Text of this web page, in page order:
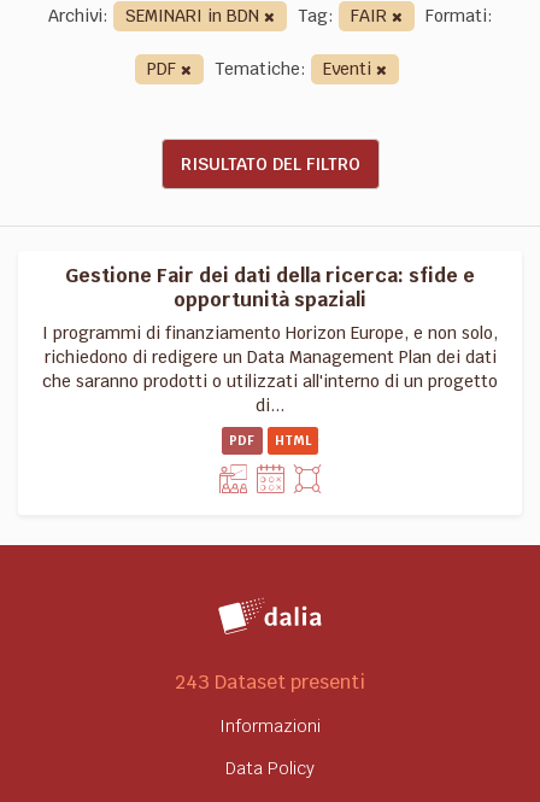
Archivi: SEMINARI in BDN Tag: FAIR
Formati:
PDF
Tematiche: Eventi
RISULTATO DEL FILTRO
Gestione Fair dei dati della ricerca: sfide e
opportunità spaziali
I programmi di finanziamento Horizon Europe, e non solo,
richiedono di redigere un Data Management Plan dei dati
che saranno prodotti o utilizzati all'interno di un progetto
di...
PDF HTML
243 Dataset presenti
Informazioni
Data Policy